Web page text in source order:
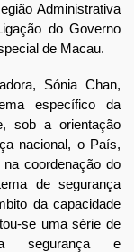
Administrativa
do Governo
de Macau.
Sónia Chan,
específico da
sob a orientação
nacional, o País,
coordenação do
de segurança
da capacidade
se uma série de
segurança e